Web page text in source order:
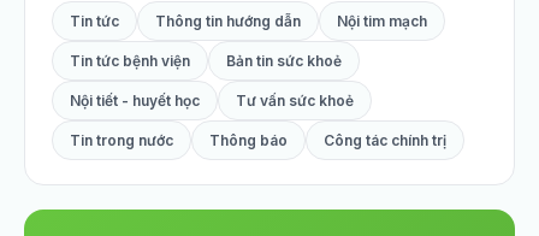
Tin tức Thông tin hướng dẫn Nội tim mạch
Tin tức bệnh viện Bản tin sức khoẻ
Nội tiết - huyết học Tư vấn sức khoẻ
Tin trong nước Thông báo Công tác chính trị